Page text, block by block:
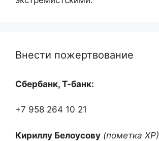
Внести пожертвование
Сбербанк, Т-банк:
+7 958 264 10 21
Кириллу Белоусову (пометка ХР)